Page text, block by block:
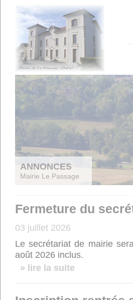
ANNONCES
Mairie Le Passage
Fermeture du
03 juillet 2026
Le secrétariat de mairie
août 2026 inclus.
» lire la suite